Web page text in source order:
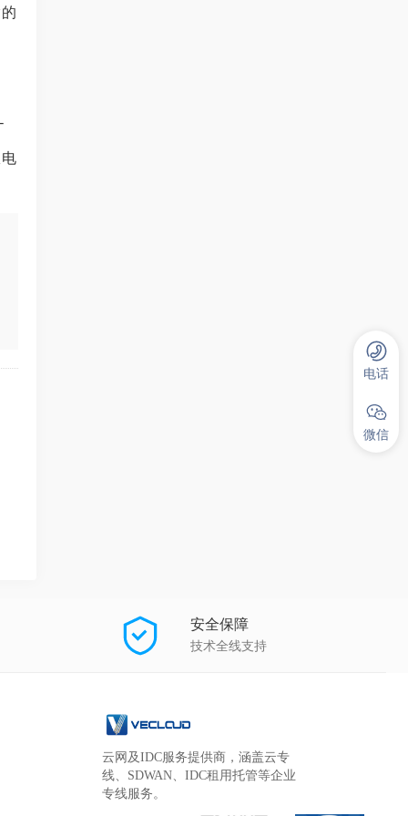
安全保障
技术全线支持
云网及IDC服务提供商，涵盖云专
线、SDWAN、IDC租用托管等企业
专线服务。
电话
微信